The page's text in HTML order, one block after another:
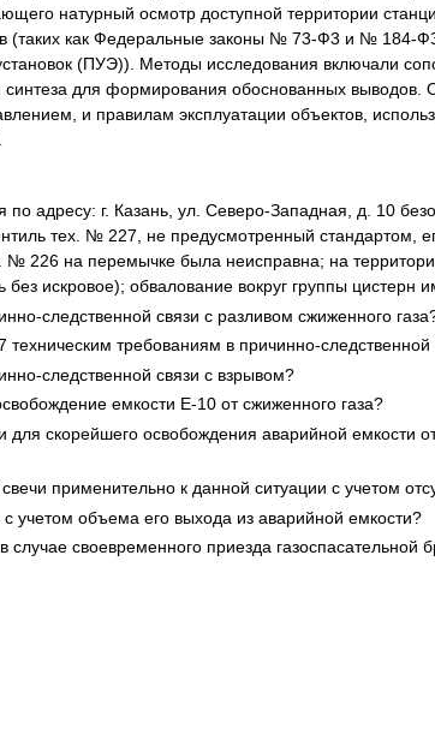
натурный осмотр доступной территории
(таких как Федеральные законы № 73-Ф3 и №
(ПУЭ)). Методы исследования включали
для формирования обоснованных выводов.
и правилам эксплуатации объектов,
адресу: г. Казань, ул. Северо-Западная, д. 10
тех. № 227, не предусмотренный стандартом,
№ 226 на перемычке была неисправна; на
искровое); обвалование вокруг группы цистерн
следственной связи с разливом сжиженного
требованиям в причинно-
следственной связи с взрывом?
емкости Е-10 от сжиженного газа?
скорейшего освобождения аварийной емкости
применительно к данной ситуации с учетом
учетом объема его выхода из аварийной емкости?
своевременного приезда газоспасательной